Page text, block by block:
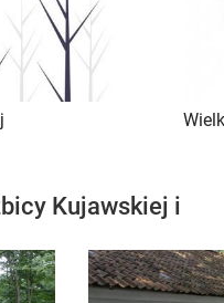
Kujawskiej i